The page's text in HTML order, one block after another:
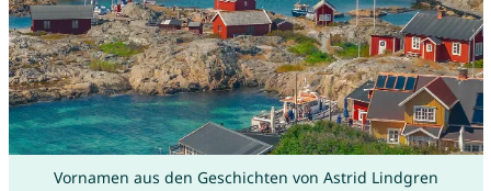
Vornamen aus den Geschichten von Astrid Lindgren